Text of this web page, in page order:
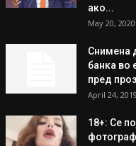
ако...
May 20, 2020
Снимена
банка во
пред
April 24, 2019
18+: Се